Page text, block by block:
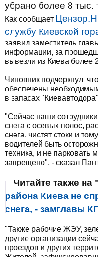
убрано более 8 тыс.
Как сообщает
службу Киевской
заявил заместитель
информации, за
вывезли из Киева более
Чиновник подчеркнул,
обеспечены
в запасах
"Сейчас наши
снега с осевых полос,
снега, чистят стоки и
водителей быть
техника, и не парковать
запрещено", - сказал
Читайте также
района Киева не
снега, - замглавы
"Также рабочие ЖЭУ,
другие организации
проездов и других